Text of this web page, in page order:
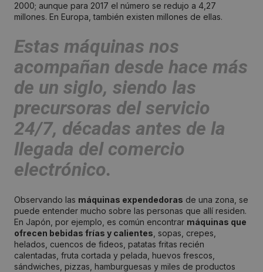
2000; aunque para 2017 el número se redujo a 4,27
millones. En Europa, también existen millones de ellas.
Estas máquinas nos
acompañan desde hace más
de un siglo, siendo las
precursoras delservicio
24/7, décadas antes de la
llegada del comercio
electrónico.
Observando las máquinas expendedoras de una zona, se
puede entender mucho sobre las personas que allí residen.
En Japón, por ejemplo, es común encontrar máquinas que
ofrecen bebidas frías y calientes , sopas, crepes,
helados, cuencos de fideos, patatas fritas recién
calentadas, fruta cortada y pelada, huevos frescos,
sándwiches, pizzas, hamburguesas y miles de productos